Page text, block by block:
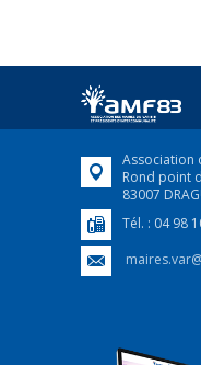
Association
Rond point
83007
Tél. : 04 98